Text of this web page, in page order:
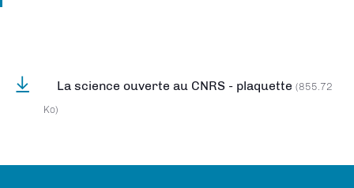
La science ouverte au CNRS - plaquette (855.72
Ko)